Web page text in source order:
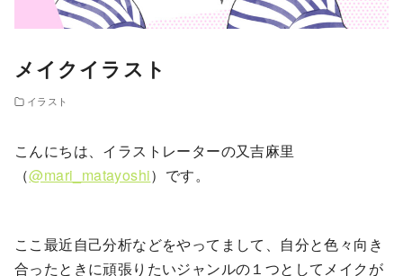
メイクイラスト
イラスト
こんにちは、イラストレーターの又吉麻里
（@mari_matayoshi）です。
ここ最近自己分析などをやってまして、自分と色々向き
合ったときに頑張りたいジャンルの１つとしてメイクが